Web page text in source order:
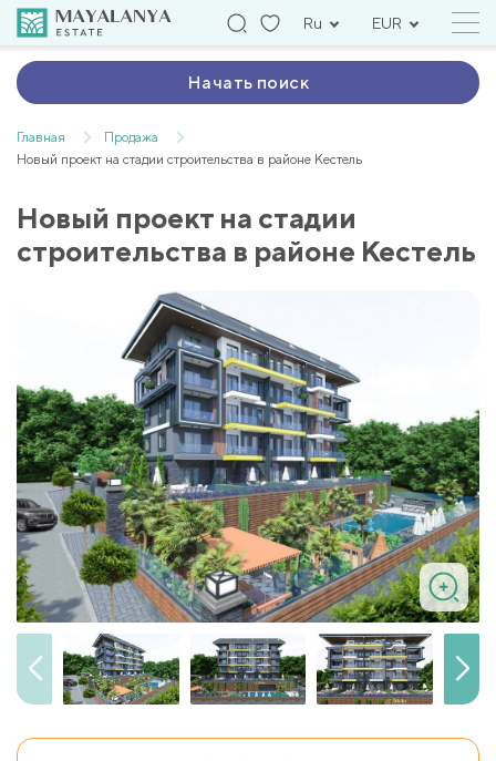
Ru EUR
Начать поиск
Главная
Продажа
Новый проект на стадии строительства в районе Кестель
Новый проект на стадии
строительства в районе Кестель